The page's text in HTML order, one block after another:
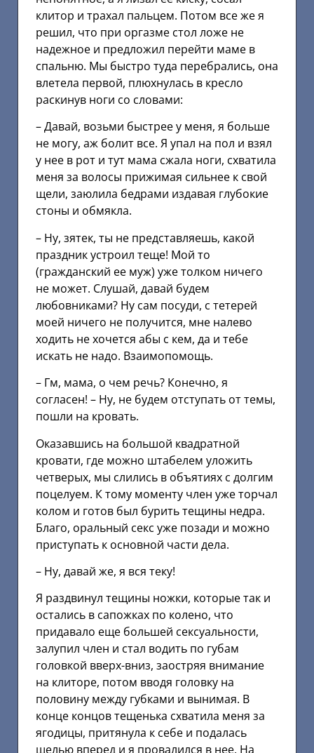
клитор и трахал пальцем. Потом все же я
решил, что при оргазме стол ложе не
надежное и предложил перейти маме в
спальню. Мы быстро туда перебрались, она
влетела первой, плюхнулась в кресло
раскинув ноги со словами:
– Давай, возьми быстрее у меня, я больше
не могу, аж болит все. Я упал на пол и взял
у нее в рот и тут мама сжала ноги, схватила
меня за волосы прижимая сильнее к свой
щели, заюлила бедрами издавая глубокие
стоны и обмякла.
– Ну, зятек, ты не представляешь, какой
праздник устроил теще! Мой то
(гражданский ее муж) уже толком ничего
не может. Слушай, давай будем
любовниками? Ну сам посуди, с тетерей
моей ничего не получится, мне налево
ходить не хочется абы с кем, да и тебе
искать не надо. Взаимопомощь.
– Гм, мама, о чем речь? Конечно, я
согласен! – Ну, не будем отступать от темы,
пошли на кровать.
Оказавшись на большой квадратной
кровати, где можно штабелем уложить
четверых, мы слились в объятиях с долгим
поцелуем. К тому моменту член уже торчал
колом и готов был бурить тещины недра.
Благо, оральный секс уже позади и можно
приступать к основной части дела.
– Ну, давай же, я вся теку!
Я раздвинул тещины ножки, которые так и
остались в сапожках по колено, что
придавало еще большей сексуальности,
залупил член и стал водить по губам
головкой вверх-вниз, заостряя внимание
на клиторе, потом вводя головку на
половину между губками и вынимая. В
конце концов тещенька схватила меня за
ягодицы, притянула к себе и подалась
щелью вперед и я провалился в нее. На